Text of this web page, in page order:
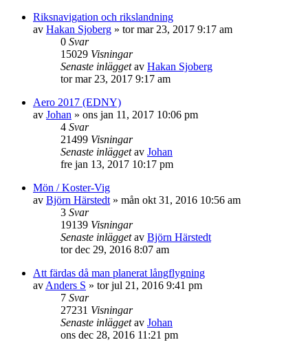
Riksnavigation och rikslandning
av Hakan Sjoberg » tor mar 23, 2017 9:17 am
0 Svar
15029 Visningar
Senaste inläggetav Hakan Sjoberg
tor mar 23, 2017 9:17 am
Aero 2017 (EDNY)
av Johan » ons jan 11, 2017 10:06 pm
4 Svar
21499 Visningar
Senaste inläggetav Johan
fre jan 13, 2017 10:17 pm
Mön / Koster-Vig
av Björn Härstedt » mån okt 31, 2016 10:56 am
3 Svar
19139 Visningar
Senaste inläggetav Björn Härstedt
tor dec 29, 2016 8:07 am
Att färdas då man planerat långflygning
av Anders S » tor jul 21, 2016 9:41 pm
7 Svar
27231 Visningar
Senaste inläggetav Johan
ons dec 28, 2016 11:21 pm